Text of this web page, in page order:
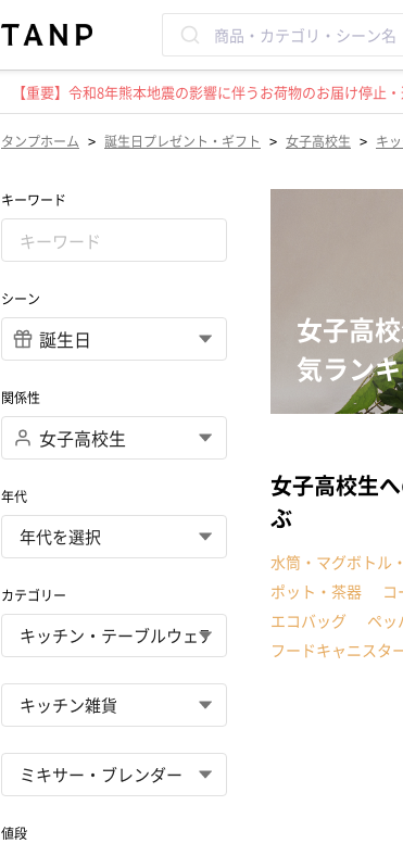
【重要】令和8年熊本地震の影響に伴うお荷物のお届け停止
タンプホーム > 誕生日プレゼント・ギフト > 女子高校生 > キ
キーワード
シーン
関係性
年代
カテゴリー
値段
女子高
気ラン
女子高校生
ぶ
水筒・マグボトル
ポット・茶器
コ
エコバッグ
ペッ
フードキャニスタ